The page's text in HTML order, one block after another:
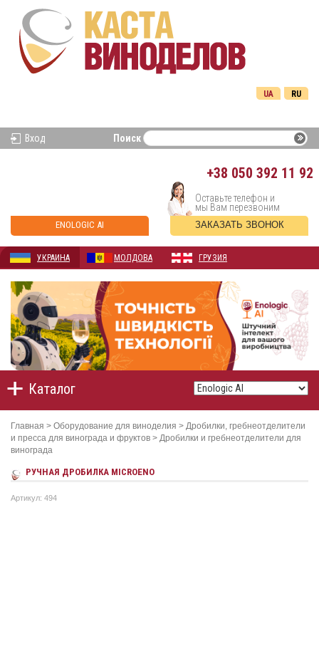
RU
UA
Вход Поиск
+38 050 392 11 92
ENOLOGIC AI
Оставьте телефон и
мы Вам перезвоним
ЗАКАЗАТЬ ЗВОНОК
УКРАИНА МОЛДОВА ГРУЗИЯ
Каталог
Главная > Оборудование для виноделия > Дробилки, гребнеотделители
и пресса для винограда и фруктов > Дробилки и гребнеотделители для
винограда
РУЧНАЯ ДРОБИЛКА MICROENO
Артикул: 494